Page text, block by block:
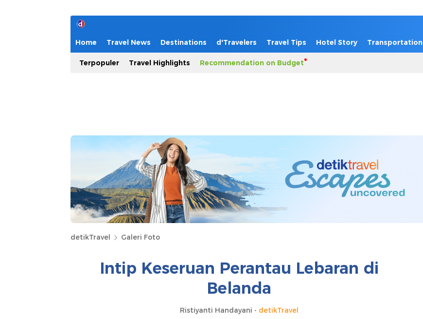
Home Travel News Destinations d'Travelers Travel Tips Hotel Story Transportation
Terpopuler Travel Highlights Recommendation on Budget
detikTravel Galeri Foto
Intip Keseruan Perantau Lebaran di
Belanda
Ristiyanti Handayani - detikTravel